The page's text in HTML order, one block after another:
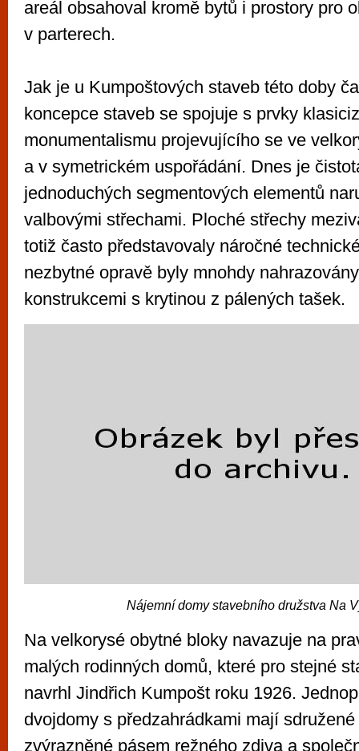
areál obsahoval kromě bytů i prostory pro
v parterech.
Jak je u Kumpoštových staveb této doby
koncepce staveb se spojuje s prvky
monumentalismu projevujícího se ve
a v symetrickém uspořádání. Dnes je
jednoduchých segmentových elementů
valbovými střechami. Ploché střechy
totiž často představovaly náročné
nezbytné opravě byly mnohdy
konstrukcemi s krytinou z pálených tašek.
Nájemní domy stavebního družstva Na
Na velkorysé obytné bloky navazuje na
malých rodinných domů, které pro stejné
navrhl Jindřich Kumpošt roku 1926.
dvojdomy s předzahrádkami mají
zvýrazněné pásem režného zdiva a